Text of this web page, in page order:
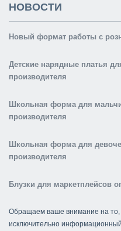
НОВОСТИ
Новый формат работы с
Детские нарядные платья
производителя
Школьная форма для
производителя
Школьная форма для
производителя
Блузки для маркетплейсов
Обращаем ваше внимание на то,
исключительно